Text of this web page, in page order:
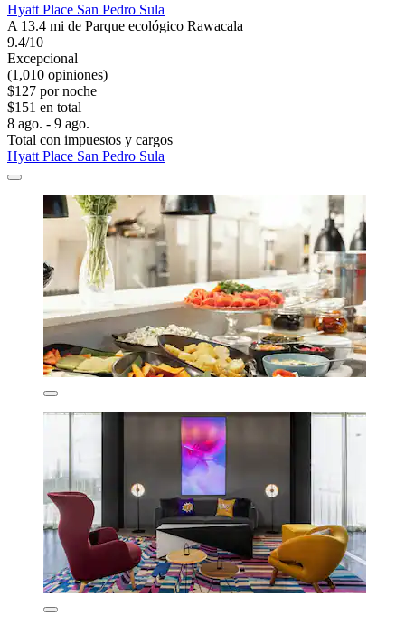
Hyatt Place San Pedro Sula
A 13.4 mi de Parque ecológico Rawacala
9.4/10
Excepcional
(1,010 opiniones)
$127 por noche
$151 en total
8 ago. - 9 ago.
Total con impuestos y cargos
Hyatt Place San Pedro Sula